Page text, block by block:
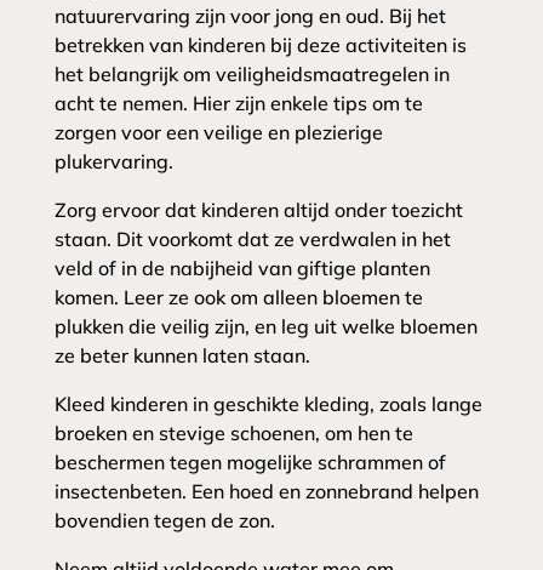
natuurervaring zijn voor jong en oud. Bij het
betrekken van kinderen bij deze activiteiten is
het belangrijk om veiligheidsmaatregelen in
acht te nemen. Hier zijn enkele tips om te
zorgen voor een veilige en plezierige
plukervaring.
Zorg ervoor dat kinderen altijd onder toezicht
staan. Dit voorkomt dat ze verdwalen in het
veld of in de nabijheid van giftige planten
komen. Leer ze ook om alleen bloemen te
plukken die veilig zijn, en leg uit welke bloemen
ze beter kunnen laten staan.
Kleed kinderen in geschikte kleding, zoals lange
broeken en stevige schoenen, om hen te
beschermen tegen mogelijke schrammen of
insectenbeten. Een hoed en zonnebrand helpen
bovendien tegen de zon.